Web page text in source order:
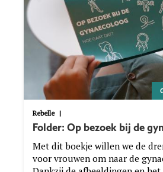
Rebelle |
Folder: Op bezoek bij de
Met dit boekje willen we de
voor vrouwen om naar de